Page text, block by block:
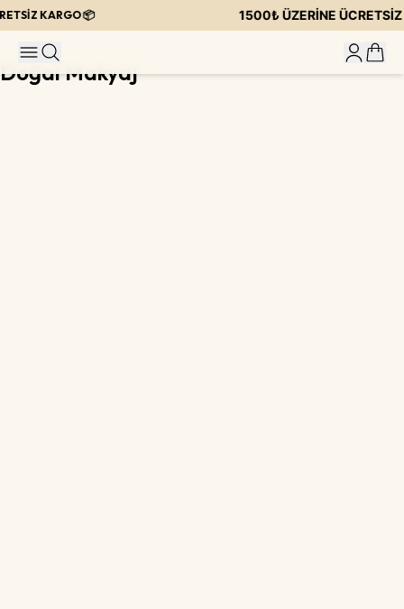
KARGO 📦 1500₺ ÜZERİNE ÜCRETSİZ
Doğal Makyaj